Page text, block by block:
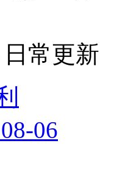
常更新
08-06